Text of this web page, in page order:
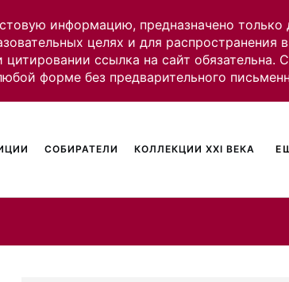
информацию, предназначено только
целях и для распространения
ссылка на сайт обязательна.
форме без предварительного
СОБИРАТЕЛИ КОЛЛЕКЦИИ XXI ВЕКА